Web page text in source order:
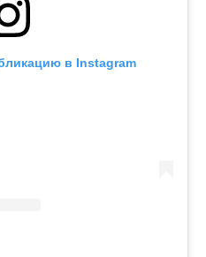
в Instagram